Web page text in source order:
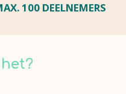
100 DEELNEMERS